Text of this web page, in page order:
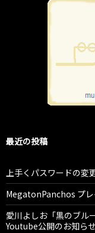
最近の投稿
上手くパスワードの変
MegatonPanchos プ
愛川よしお「黒のブル
Youtube公開のお知らせ